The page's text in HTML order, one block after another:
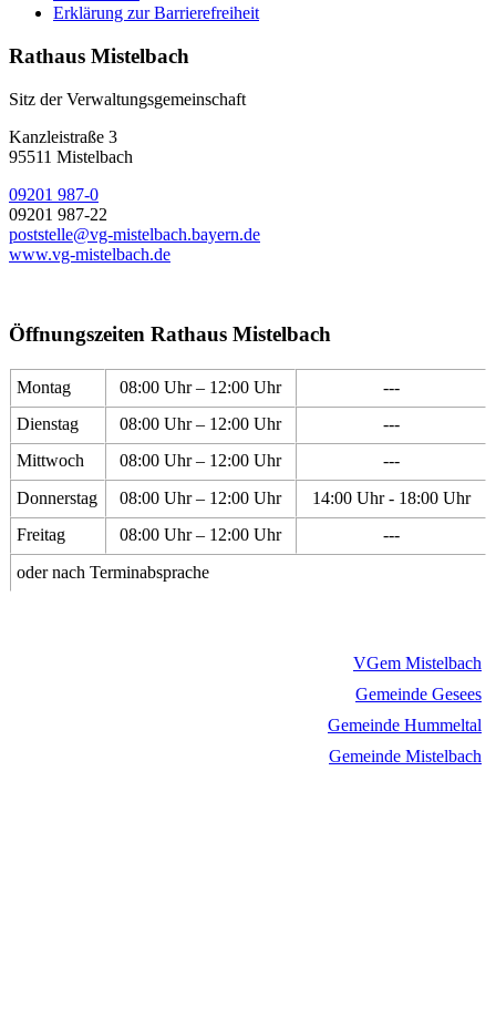
Erklärung zur Barrierefreiheit
Rathaus Mistelbach
Sitz der Verwaltungsgemeinschaft
Kanzleistraße 3
95511 Mistelbach
09201 987-0
09201 987-22
poststelle@vg-mistelbach.bayern.de
www.vg-mistelbach.de
Öffnungszeiten Rathaus Mistelbach
Montag 08:00 Uhr – 12:00 Uhr
---
Dienstag
08:00 Uhr – 12:00 Uhr
---
Mittwoch
08:00 Uhr – 12:00 Uhr
---
Donnerstag
08:00 Uhr – 12:00 Uhr
14:00 Uhr - 18:00 Uhr
Freitag
08:00 Uhr – 12:00 Uhr
---
oder nach Terminabsprache
VGem Mistelbach
Gemeinde Gesees
Gemeinde Hummeltal
Gemeinde Mistelbach